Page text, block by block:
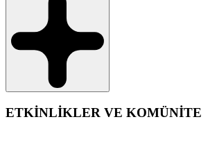
ETKİNLİKLER VE KOMÜNİTE